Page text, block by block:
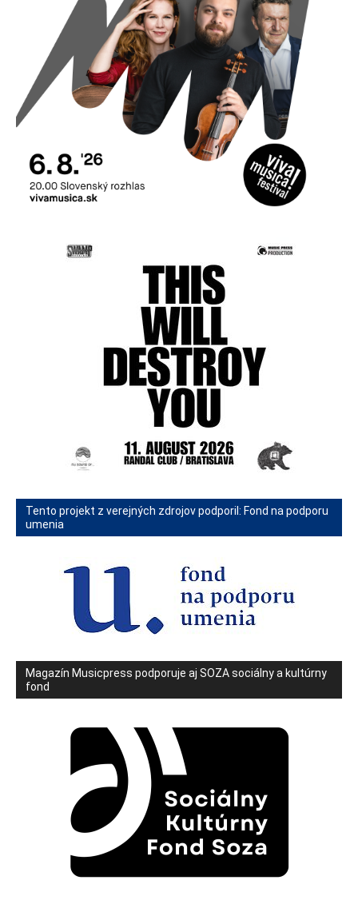
Tento projekt z verejných zdrojov podporil: Fond na podporu
umenia
Magazín Musicpress podporuje aj SOZA sociálny a kultúrny
fond